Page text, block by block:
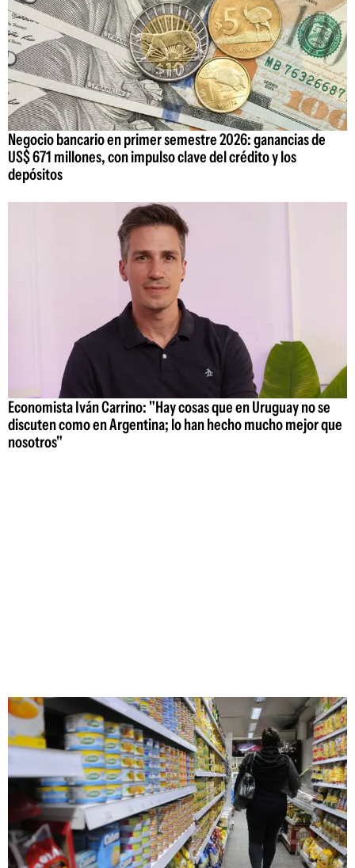
Negocio bancario en primer semestre 2026: ganancias de
US$ 671 millones, con impulso clave del crédito y los
depósitos
Economista Iván Carrino: "Hay cosas que en Uruguay no se
discuten como en Argentina; lo han hecho mucho mejor que
nosotros"